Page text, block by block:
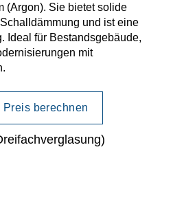
(Argon). Sie bietet solide
und ist eine
Ideal für Bestandsgebäude,
mit
berechnen